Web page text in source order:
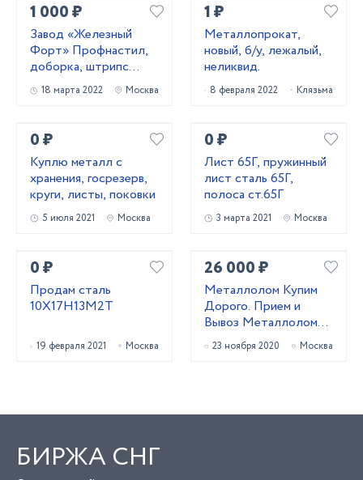
1 000 ₽
Завод «Железный
Форт» Профнастил,
доборка, штрипс
лента, листы,
водосточка,
кровлю, фл
18 марта 2022 Москва
1 ₽
Металлопрокат,
новый, б/у, лежалый,
неликвид.
8 февраля 2022 Клязьма
0 ₽
Куплю металл с
хранения, госрезерв,
круги, листы, поковки
5 июля 2021 Москва
0 ₽
Лист 65Г, пружинный
лист сталь 65Г,
полоса ст.65Г
3 марта 2021 Москва
0 ₽
Продам сталь
10Х17Н13М2Т
19 февраля 2021 Москва
26 000 ₽
Металлолом Купим
Дорого. Прием и
Вывоз Металлолома
от 1й Тонны.
Демонтаж.
23 ноября 2020 Москва
БИРЖА СНГ